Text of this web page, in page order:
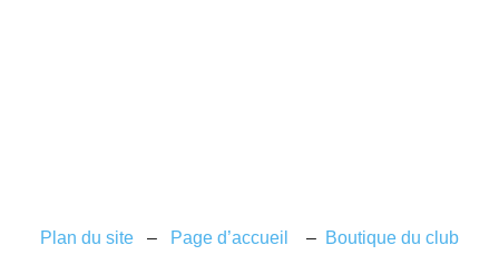
Plan du site – Page d’accueil – Boutique du club